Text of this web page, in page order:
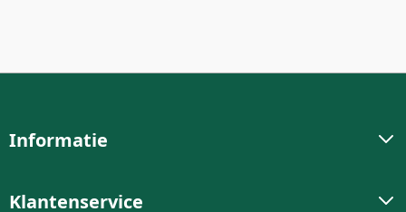
Informatie
Klantenservice